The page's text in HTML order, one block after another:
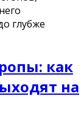
глубже
как
на